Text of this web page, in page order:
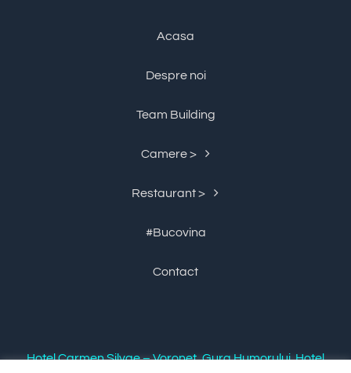
Acasa
Despre noi
Team Building
Camere >
Restaurant >
#Bucovina
Contact
Hotel Carmen Silvae – Voronet, Gura Humorului. Hotel